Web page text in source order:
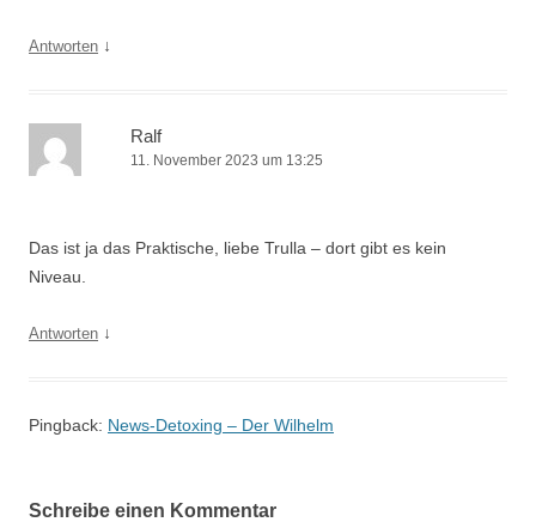
Antworten ↓
Ralf
11. November 2023 um 13:25
Das ist ja das Praktische, liebe Trulla – dort gibt es kein
Niveau.
Antworten ↓
Pingback: News-Detoxing – Der Wilhelm
Schreibe einen Kommentar